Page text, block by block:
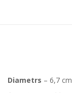
Diametrs – 6,7 cm